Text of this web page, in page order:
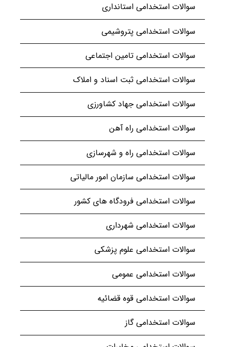
سوالات استخدامی استانداری
سوالات استخدامی پتروشیمی
سوالات استخدامی تامین اجتماعی
سوالات استخدامی ثبت اسناد و املاک
سوالات استخدامی جهاد کشاورزی
سوالات استخدامی راه آهن
سوالات استخدامی راه و شهرسازی
سوالات استخدامی سازمان امور مالیاتی
سوالات استخدامی فرودگاه های کشور
سوالات استخدامی شهرداری
سوالات استخدامی علوم پزشکی
سوالات استخدامی عمومی
سوالات استخدامی قوه قضائیه
سوالات استخدامی گاز